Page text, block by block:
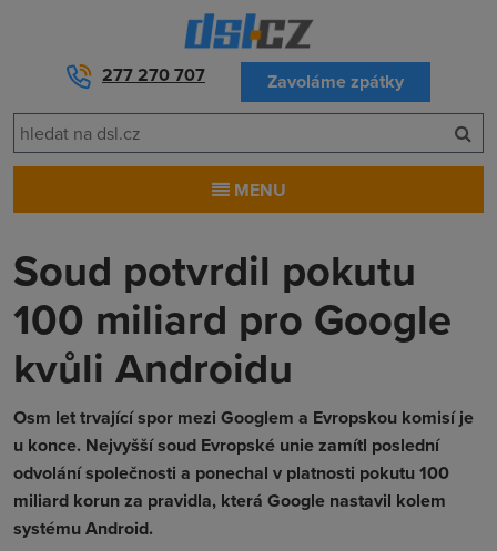
277 270 707 Zavoláme zpátky
MENU
Soud potvrdil pokutu
100 miliard pro Google
kvůli Androidu
Osm let trvající spor mezi Googlem a Evropskou komisí je
u konce. Nejvyšší soud Evropské unie zamítl poslední
odvolání společnosti a ponechal v platnosti pokutu 100
miliard korun za pravidla, která Google nastavil kolem
systému Android.